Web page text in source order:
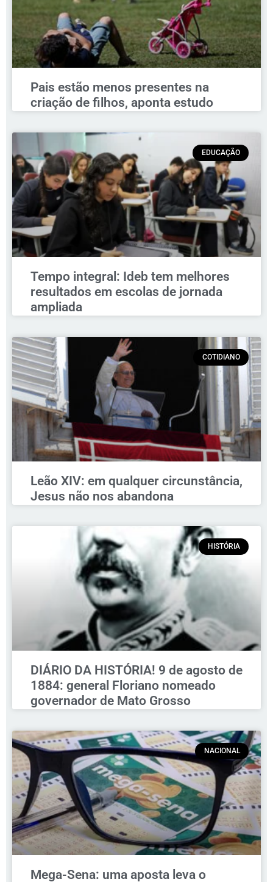
Pais estão menos presentes na
criação de filhos, aponta estudo
EDUCAÇÃO
Tempo integral: Ideb tem melhores
resultados em escolas de jornada
ampliada
COTIDIANO
Leão XIV: em qualquer circunstância,
Jesus não nos abandona
HISTÓRIA
DIÁRIO DA HISTÓRIA! 9 de agosto de
1884: general Floriano nomeado
governador de Mato Grosso
NACIONAL
Mega-Sena: uma aposta leva o